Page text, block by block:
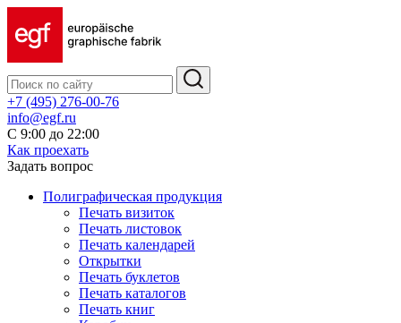
+7 (495) 276-00-76
info@egf.ru
С 9:00 до 22:00
Как проехать
Задать вопрос
Полиграфическая продукция
Печать визиток
Печать листовок
Печать календарей
Открытки
Печать буклетов
Печать каталогов
Печать книг